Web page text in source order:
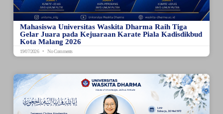
Mahasiswa Universitas Waskita Dharma Raih Tiga
Gelar Juara pada Kejuaraan Karate Piala Kadisdikbud
Kota Malang 2026
19/07/2026 No Comments